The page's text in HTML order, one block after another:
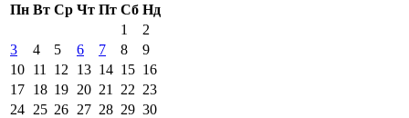
Пн Вт Ср Чт Пт Сб Нд
1
2
3
4 5 6 7 8
9
10 11 12 13 14 15 16
17 18 19 20 21 22 23
24 25 26 27 28 29 30